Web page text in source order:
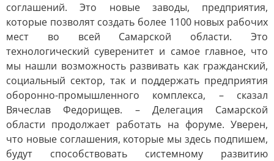
соглашений. Это новые заводы, предприятия,
которые позволят создать более 1100 новых рабочих
мест во всей Самарской области. Это
технологический суверенитет и самое главное, что
мы нашли возможность развивать как гражданский,
социальный сектор, так и поддержать предприятия
оборонно-промышленного комплекса, – сказал
Вячеслав Федорищев. – Делегация Самарской
области продолжает работать на форуме. Уверен,
что новые соглашения, которые мы здесь подпишем,
будут способствовать системному развитию